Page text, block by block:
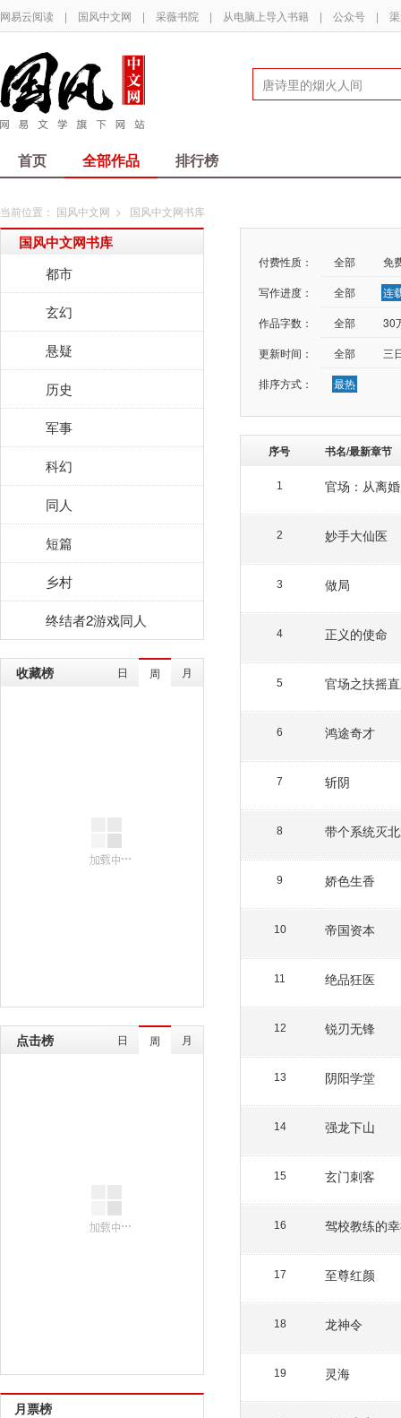
网易云阅读 | 国风中文网 | 采薇书院 | 从电脑上导入书籍 | 公众号 |
首页 全部作品 排行榜
当前位置： 国风中文网 > 国风中文网书库
国风中文网书库
都市
玄幻
悬疑
历史
军事
科幻
同人
短篇
乡村
终结者2游戏同人
收藏榜 日 周 月
点击榜 日 周 月
月票榜
付费性质： 全部
免
写作进度：
全部
连
作品字数：
全部
30
更新时间：
全部
三
排序方式：
最热
序号 书名/最新章节
1 官场：从离
2 妙手大仙医
3 做局
4 正义的使命
5 官场之扶摇
6 鸿途奇才
7 斩阴
8 带个系统灭
9 娇色生香
10 帝国资本
11 绝品狂医
12 锐刃无锋
13 阴阳学堂
14 强龙下山
15 玄门刺客
16 驾校教练的
17 至尊红颜
18 龙神令
19 灵海